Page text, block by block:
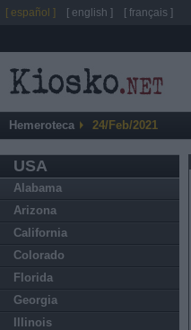
Hemeroteca 24/Feb/2021
USA
Alabama
Arizona
California
Colorado
Florida
Georgia
Illinois
[ español ] [ english ] [ français ]